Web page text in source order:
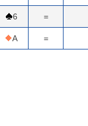
6 =
A =